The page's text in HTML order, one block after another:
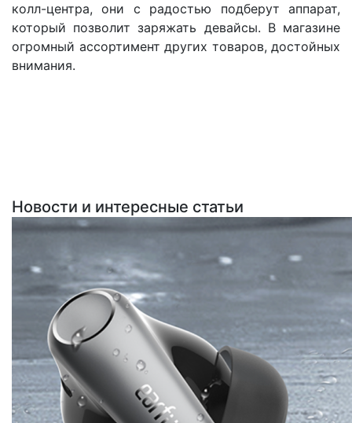
колл-центра, они с радостью подберут аппарат,
который позволит заряжать девайсы. В магазине
огромный ассортимент других товаров, достойных
внимания.
Новости и интересные статьи